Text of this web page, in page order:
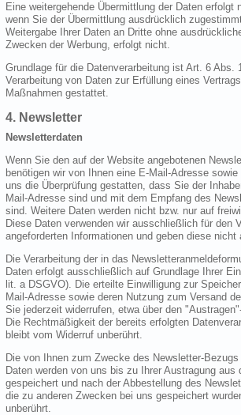
Eine weitergehende Übermittlung der Daten erfolgt
wenn Sie der Übermittlung ausdrücklich
Weitergabe Ihrer Daten an Dritte ohne
Zwecken der Werbung, erfolgt nicht.
Grundlage für die Datenverarbeitung ist Art. 6 Abs.
Verarbeitung von Daten zur Erfüllung eines
Maßnahmen gestattet.
4. Newsletter
Newsletterdaten
Wenn Sie den auf der Website angebotenen
benötigen wir von Ihnen eine E-Mail-Adresse
uns die Überprüfung gestatten, dass Sie der
Mail-Adresse sind und mit dem Empfang des
sind. Weitere Daten werden nicht bzw. nur auf
Diese Daten verwenden wir ausschließlich für den
angeforderten Informationen und geben diese nicht
Die Verarbeitung der in das
Daten erfolgt ausschließlich auf Grundlage Ihrer
lit. a DSGVO). Die erteilte Einwilligung zur
Mail-Adresse sowie deren Nutzung zum Versand
Sie jederzeit widerrufen, etwa über den
Die Rechtmäßigkeit der bereits erfolgten
bleibt vom Widerruf unberührt.
Die von Ihnen zum Zwecke des Newsletter-
Daten werden von uns bis zu Ihrer Austragung aus
gespeichert und nach der Abbestellung des
die zu anderen Zwecken bei uns gespeichert
unberührt.